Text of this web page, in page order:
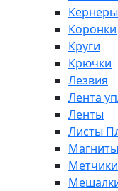
Кернеры
Коронки
Круги
Крючки
Лезвия
Лента
Ленты
Листы
Магниты